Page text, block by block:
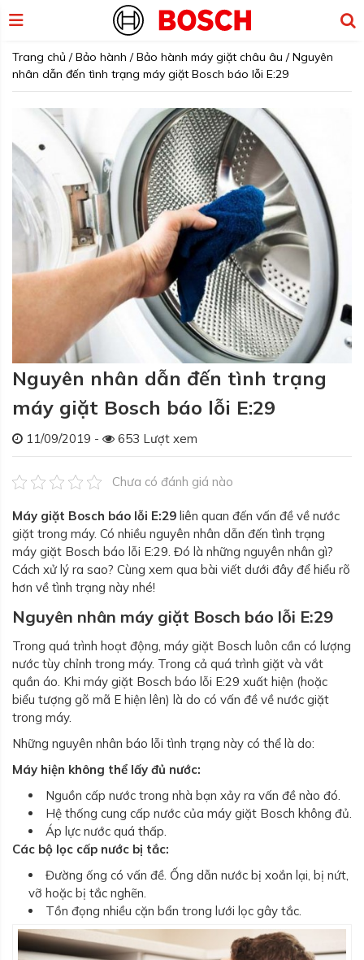
Trang chủ /Bảo hành /Bảo hành máy giặt châu âu /Nguyên
nhân dẫn đến tình trạng máy giặt Bosch báo lỗi E:29
Nguyên nhân dẫn đến tình trạng
máy giặt Bosch báo lỗi E:29
11/09/2019 - 653 Lượt xem
Chưa có đánh giá nào
Máy giặt Bosch báo lỗi E:29 liên quan đến vấn đề về nước
giặt trong máy. Có nhiều nguyên nhân dẫn đến tình trạng
máy giặt Bosch báo lỗi E:29. Đó là những nguyên nhân gì?
Cách xử lý ra sao? Cùng xem qua bài viết dưới đây để hiểu rõ
hơn về tình trạng này nhé!
Nguyên nhân máy giặt Bosch báo lỗi E:29
Trong quá trình hoạt động, máy giặt Bosch luôn cần có lượng
nước tùy chỉnh trong máy. Trong cả quá trình giặt và vắt
quần áo. Khi máy giặt Bosch báo lỗi E:29 xuất hiện (hoặc
biểu tượng gõ mã E hiện lên) là do có vấn đề về nước giặt
trong máy.
Những nguyên nhân báo lỗi tình trạng này có thể là do:
Máy hiện không thể lấy đủ nước:
Nguồn cấp nước trong nhà bạn xảy ra vấn đề nào đó.
Hệ thống cung cấp nước của máy giặt Bosch không đủ.
Áp lực nước quá thấp.
Các bộ lọc cấp nước bị tắc:
Đường ống có vấn đề. Ống dẫn nước bị xoắn lại, bị nứt,
vỡ hoặc bị tắc nghẽn.
Tồn đọng nhiều cặn bẩn trong lưới lọc gây tắc.